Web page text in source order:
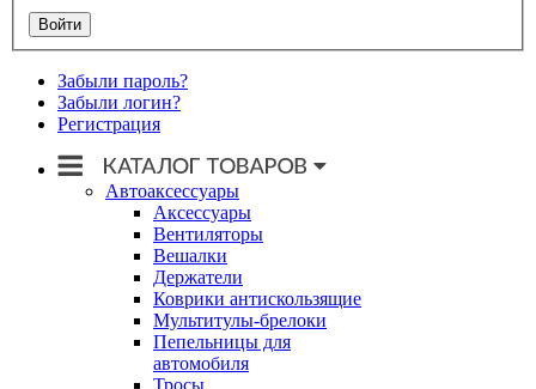
Забыли пароль?
Забыли логин?
Регистрация
Автоаксессуары
Аксессуары
Вентиляторы
Вешалки
Держатели
Коврики антискользящие
Мультитулы-брелоки
Пепельницы для
автомобиля
Тросы